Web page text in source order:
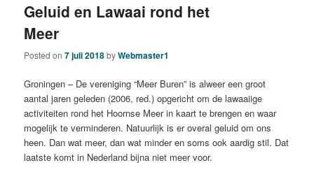
Geluid en Lawaai rond het
Meer
Posted on7 juli 2018byWebmaster1
Groningen – De vereniging “Meer Buren” is alweer een groot
aantal jaren geleden (2006, red.) opgericht om de lawaaiige
activiteiten rond het Hoornse Meer in kaart te brengen en waar
mogelijk te verminderen. Natuurlijk is er overal geluid om ons
heen. Dan wat meer, dan wat minder en soms ook aardig stil. Dat
laatste komt in Nederland bijna niet meer voor.